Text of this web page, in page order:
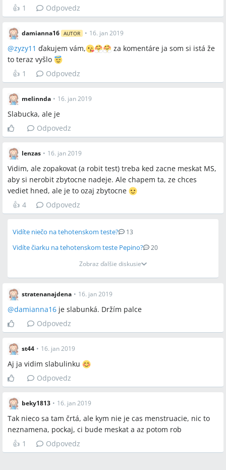
👍 1 Odpovedz
damianna16 AUTOR • 16. jan 2019
@zyzy11 ďakujem vám,
za komentáre ja som si istá že
to teraz vyšlo
👍 1 Odpovedz
melinnda • 16. jan 2019
Slabucka, ale je
Odpovedz
lenzas • 16. jan 2019
Vidim, ale zopakovat (a robit test) treba ked zacne meskat MS,
aby si nerobit zbytocne nadeje. Ale chapem ta, ze chces
vediet hned, ale je to ozaj zbytocne
👍 4 Odpovedz
Vidíte niečo na tehotenskom teste? 13
Vidíte čiarku na tehotenskom teste Pepino?
20
Zobraz ďalšie diskusie
stratenanajdena • 16. jan 2019
@damianna16 je slabunká. Držím palce
Odpovedz
st44 • 16. jan 2019
Aj ja vidim slabulinku
Odpovedz
beky1813 • 16. jan 2019
Tak nieco sa tam črtá, ale kym nie je cas menstruacie, nic to
neznamena, pockaj, ci bude meskat a az potom rob
👍 1 Odpovedz